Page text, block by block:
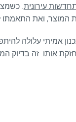
עירונית .
המוצר, ואת התאמתו
אמיתי עלולה